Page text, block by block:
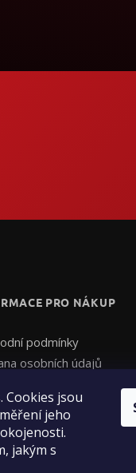
Cookies jsou
jeho
jakým s
PRO NÁKUP
podmínky
osobních údajů
- Odstoupení od